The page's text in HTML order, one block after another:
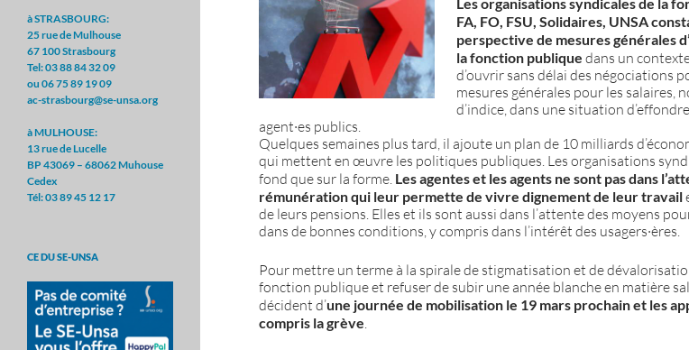
FA, FO, FSU, Solidaires, UNSA
perspective de mesures générales
la fonction publique dans un
d’ouvrir sans délai des négociations
mesures générales pour les
d’indice, dans une situation
agent·es publics.
Quelques semaines plus tard, il ajoute un plan de 10 milliards
qui mettent en œuvre les politiques publiques. Les organisations
fond que sur la forme. Les agentes et les agents ne sont pas dans
rémunération qui leur permette de vivre dignement de leur travail
de leurs pensions. Elles et ils sont aussi dans l’attente des moyens
dans de bonnes conditions, y compris dans l’intérêt des usagers·ères.
Pour mettre un terme à la spirale de stigmatisation et de
fonction publique et refuser de subir une année blanche en matière
décident d’une journée de mobilisation le 19 mars prochain et les
compris la grève.
à STRASBOURG:
25 rue de Mulhouse
67 100 Strasbourg
Tel: 03 88 84 32 09
ou 06 75 89 19 09
ac-strasbourg@se-unsa.org
à MULHOUSE:
13 rue de Lucelle
BP 43069 – 68062 Muhouse
Cedex
Tél: 03 89 45 12 17
CE DU SE-UNSA